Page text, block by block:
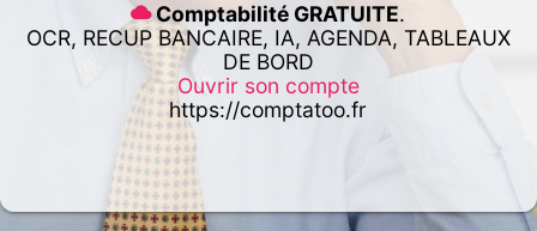
Comptabilité GRATUITE.
OCR, RECUP BANCAIRE, IA, AGENDA, TABLEAUX
DE BORD
Ouvrir son compte
https://comptatoo.fr